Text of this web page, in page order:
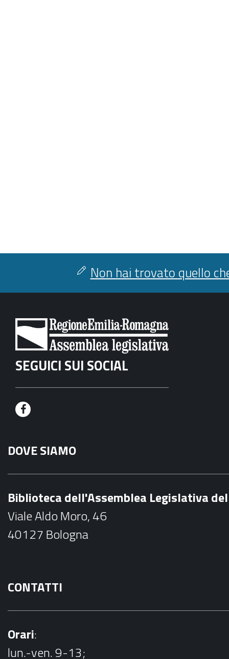
Non hai trovato quello
SEGUICI SUI SOCIAL
F
c
e
o
k
DOVE SIAMO
Biblioteca dell'Assemblea Legislativa
Viale Aldo Moro, 46
40127 Bologna
CONTATTI
Orari:
lun.-ven. 9-13;